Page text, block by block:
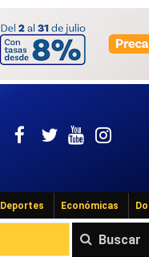
Deportes Económicas
Buscar